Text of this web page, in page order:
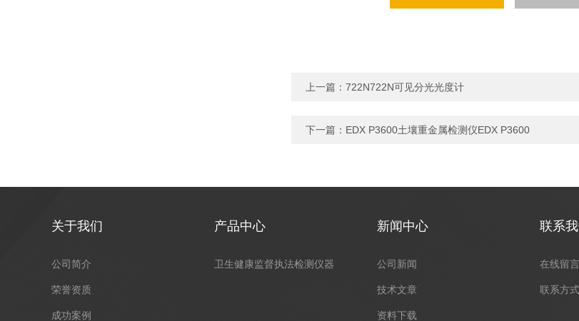
上一篇： 722N722N可见分光光度计
下一篇： EDX P3600土壤重金属检测仪EDX P3600
关于我们
公司简介
荣誉资质
成功案例
产品中心
卫生健康监督执法检测仪器
新闻中心
公司新闻
技术文章
资料下载
联系
在线留言
联系方式